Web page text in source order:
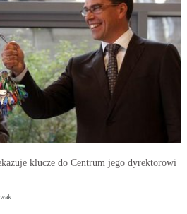
klucze do Centrum jego dyrektorowi